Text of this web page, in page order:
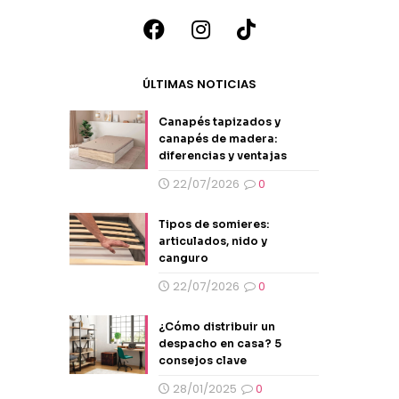
ÚLTIMAS NOTICIAS
Canapés tapizados y
canapés de madera:
diferencias y ventajas
22/07/2026 0
Tipos de somieres:
articulados, nido y
canguro
22/07/2026 0
¿Cómo distribuir un
despacho en casa? 5
consejos clave
28/01/2025 0